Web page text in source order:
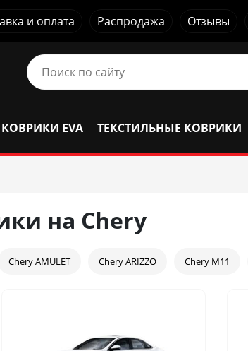
и оплата Распродажа Отзывы
КОВРИКИ EVA ТЕКСТИЛЬНЫЕ КОВРИКИ
на Chery
Chery AMULET Chery ARIZZO Chery M11